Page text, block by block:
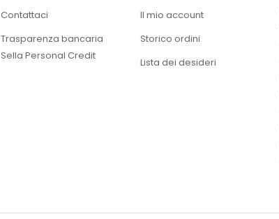
Contattaci
Trasparenza bancaria
Sella Personal Credit
Il mio account
Storico ordini
Lista dei desideri